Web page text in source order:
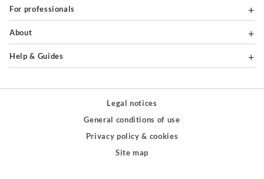
For professionals
About
Help & Guides
Legal notices
General conditions of use
Privacy policy & cookies
Site map